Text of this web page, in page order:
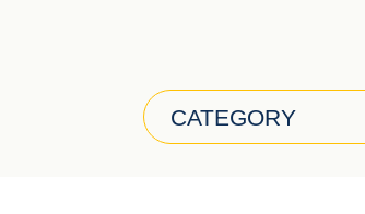
CATEGORY